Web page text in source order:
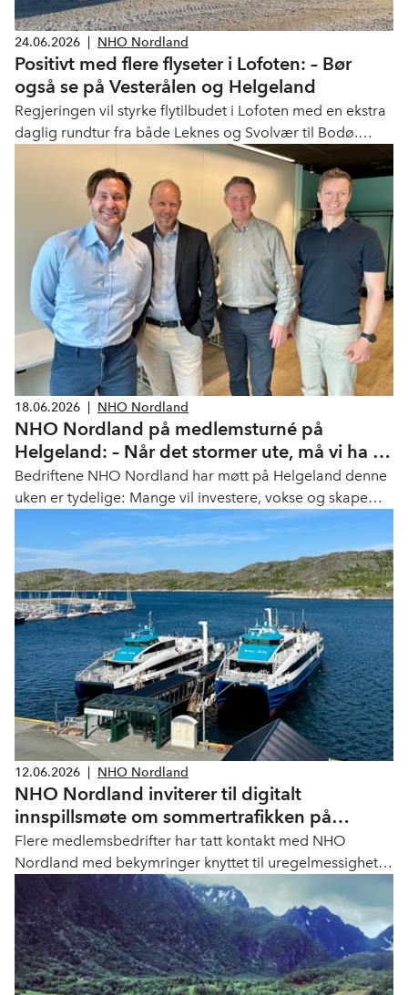
24.06.2026 NHO Nordland
Positivt med flere flyseter i Lofoten: – Bør
også se på Vesterålen og Helgeland
Regjeringen vil styrke flytilbudet i Lofoten med en ekstra
daglig rundtur fra både Leknes og Svolvær til Bodø.
NHO Nordland roser regjeringen for å ha lyttet, men
oppfordrer samtidig til at flere hardt pressede ruter
vurderes for tilsvarende tiltak.
18.06.2026 NHO Nordland
NHO Nordland på medlemsturné på
Helgeland: – Når det stormer ute, må vi ha ro
hjemme
Bedriftene NHO Nordland har møtt på Helgeland denne
uken er tydelige: Mange vil investere, vokse og skape
flere arbeidsplasser, men peker samtidig på utfordringer
knyttet til samferdsel, skatt, kraft, kompetanse,
markedsadgang og ikke minst byråkrati.
12.06.2026 NHO Nordland
NHO Nordland inviterer til digitalt
innspillsmøte om sommertrafikken på
hurtigbåt og ferge
Flere medlemsbedrifter har tatt kontakt med NHO
Nordland med bekymringer knyttet til uregelmessigheter
i hurtigbåt- og fergetilbudet. Nå inviterer NHO Nordland
til et digitalt innspillsmøte torsdag 18. juni kl. 10.30.